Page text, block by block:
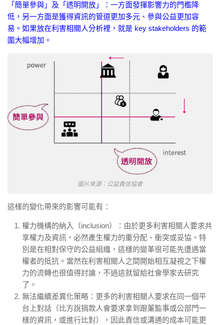
「簡單參與」及「透明開放」：一方面發揮影響力的門檻降
低，另一方面是獲得資訊的管道更加多元、參與公益更加容
易。如果放在利害相關人分析裡，就是 key stakeholders 的範
圍大幅增加。
圖片來源：公益責信協會
這樣的變化帶來的影響可能有：
權力機構的納入（inclusion）：由於更多利害相關人要求共
享權力及資訊，必然產生權力的重分配、衝突或妥協。特
別是在相對保守的公益組織，這樣的變革很可能先遭遇當
權者的抵抗。當然在利害相關人之間開始相互凝視之下權
力的流轉也很值得討論，不過這就留給社會學家去研究
了。
無法繼續差異化策略：更多的利害相關人要求在同一個平
台上對話（比方說捐款人會要求拿到跟董監事或公部門一
樣的資訊，或進行比對），因此責信或溝通的成本可能更